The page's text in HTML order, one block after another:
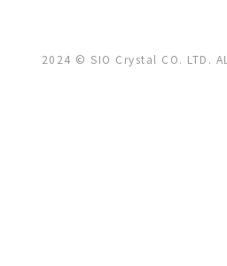
2024 © SIO Crystal CO. LTD.